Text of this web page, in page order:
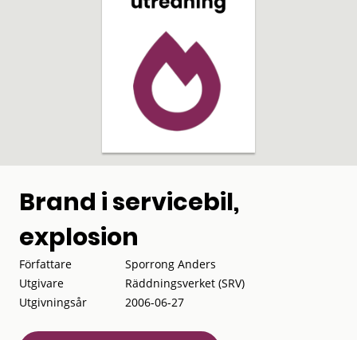
Brand i servicebil,
explosion
Författare
Sporrong Anders
Utgivare
Räddningsverket (SRV)
Utgivningsår
2006-06-27